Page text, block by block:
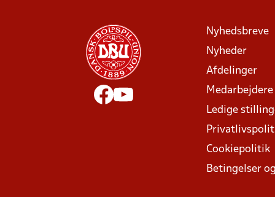
Nyhedsbreve
Nyheder
Afdelinger
Medarbejdere
Ledige
Cookiepolitik
Betingelser